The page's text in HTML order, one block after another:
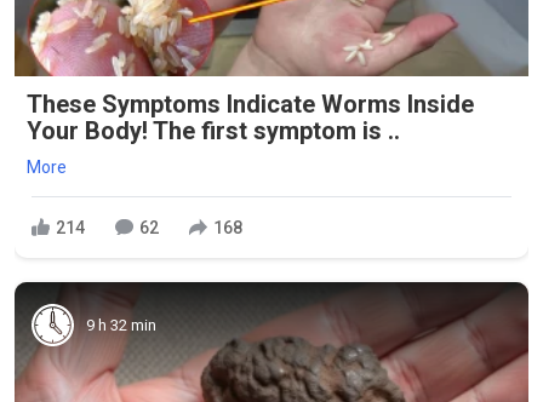
These Symptoms Indicate Worms Inside
Your Body! The first symptom is ..
More
214 62 168
9 h 32 min